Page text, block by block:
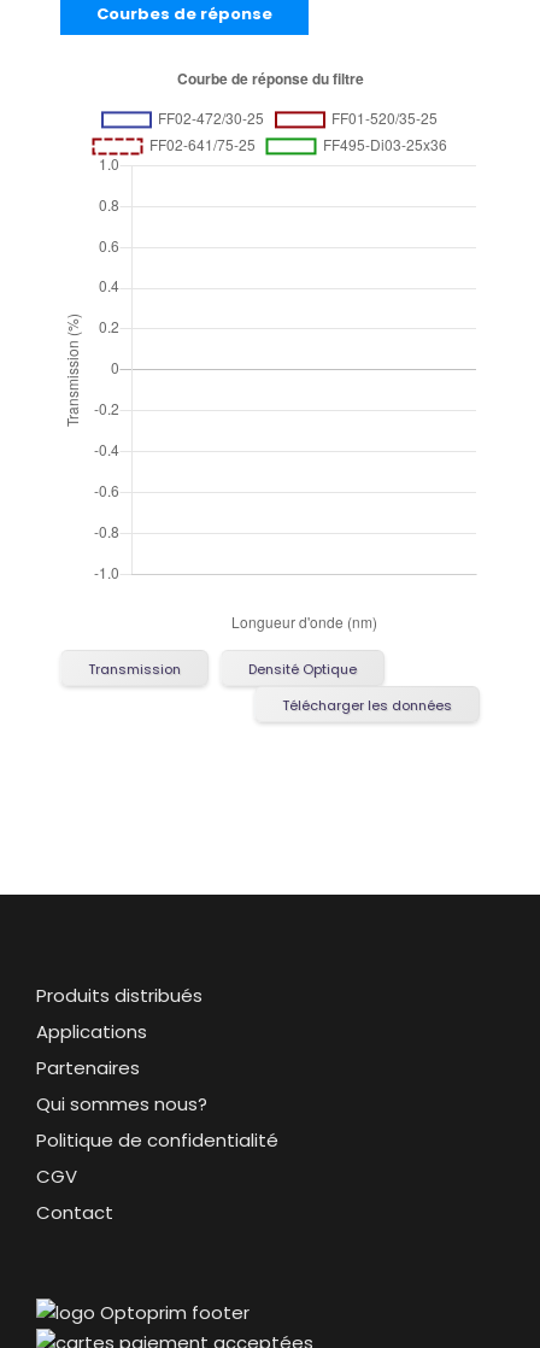
Courbes de réponse
Transmission
Densité Optique
Télécharger les données
Produits distribués
Applications
Partenaires
Qui sommes nous?
Politique de confidentialité
CGV
Contact